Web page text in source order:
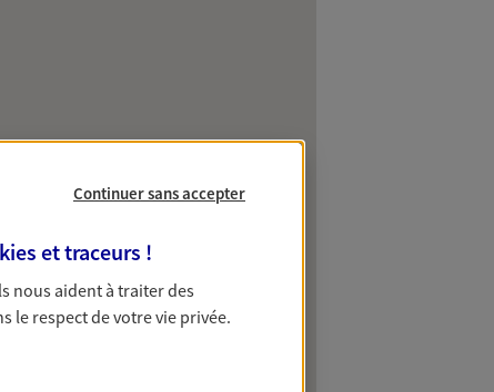
Continuer sans accepter
et traceurs !
nous aident à traiter des
le respect de votre vie privée.